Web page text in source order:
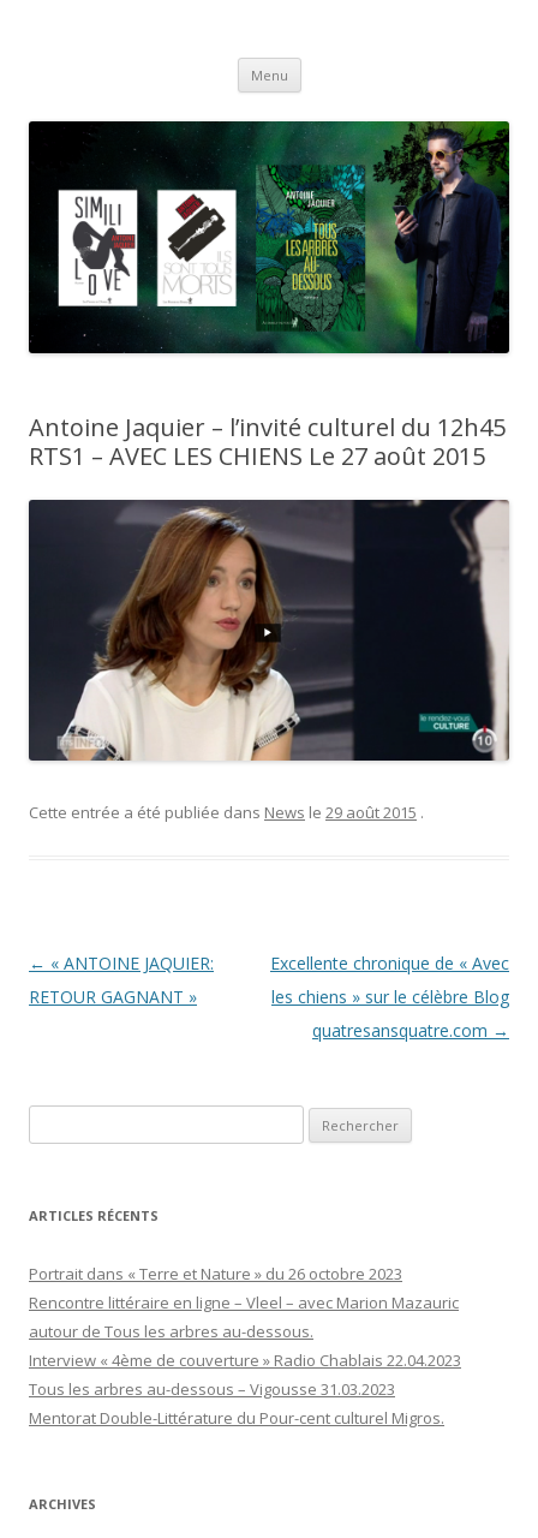
Menu Aller
contenu
Antoine Jaquier – l’invité culturel du 12h45
RTS1 – AVEC LES CHIENS Le 27 août 2015
Cette entrée a été publiée dans News le 29 août 2015 .
Navigation
des
← « ANTOINE JAQUIER:
RETOUR GAGNANT »
Excellente chronique de « Avec
les chiens » sur le célèbre Blog
quatresansquatre.com →
ARTICLES RÉCENTS
Portrait dans « Terre et Nature » du 26 octobre 2023
Rencontre littéraire en ligne – Vleel – avec Marion Mazauric
autour de Tous les arbres au-dessous.
Interview « 4ème de couverture » Radio Chablais 22.04.2023
Tous les arbres au-dessous – Vigousse 31.03.2023
Mentorat Double-Littérature du Pour-cent culturel Migros.
ARCHIVES